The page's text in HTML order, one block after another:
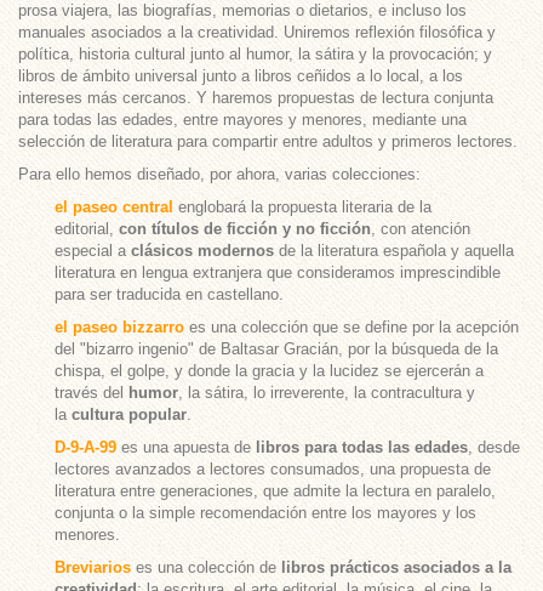
prosa viajera, las biografías, memorias o dietarios, e incluso los
manuales asociados a la creatividad. Uniremos reflexión filosófica y
política, historia cultural junto al humor, la sátira y la provocación; y
libros de ámbito universal junto a libros ceñidos a lo local, a los
intereses más cercanos. Y haremos propuestas de lectura conjunta
para todas las edades, entre mayores y menores, mediante una
selección de literatura para compartir entre adultos y primeros lectores.
Para ello hemos diseñado, por ahora, varias colecciones:
el paseo central englobará la propuesta literaria de la
editorial, con títulos de ficción y no ficción, con atención
especial a clásicos modernos de la literatura española y aquella
literatura en lengua extranjera que consideramos imprescindible
para ser traducida en castellano.
el paseo bizzarro es una colección que se define por la acepción
del "bizarro ingenio" de Baltasar Gracián, por la búsqueda de la
chispa, el golpe, y donde la gracia y la lucidez se ejercerán a
través del humor, la sátira, lo irreverente, la contracultura y
la cultura popular.
D-9-A-99 es una apuesta de libros para todas las edades, desde
lectores avanzados a lectores consumados, una propuesta de
literatura entre generaciones, que admite la lectura en paralelo,
conjunta o la simple recomendación entre los mayores y los
menores.
Breviarios es una colección de libros prácticos asociados a la